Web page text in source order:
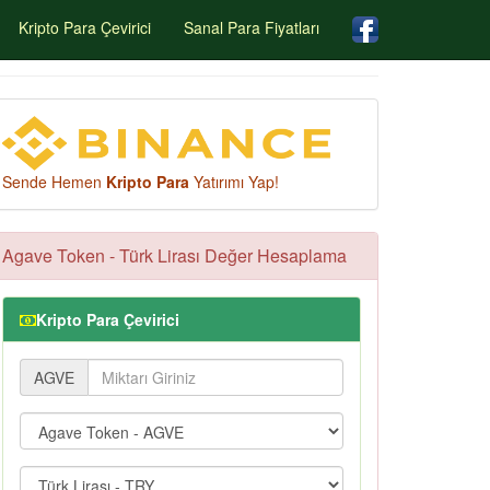
Kripto Para Çevirici Sanal Para Fiyatları
Sende Hemen Kripto Para Yatırımı Yap!
Agave Token - Türk Lirası Değer Hesaplama
Kripto Para Çevirici
AGVE